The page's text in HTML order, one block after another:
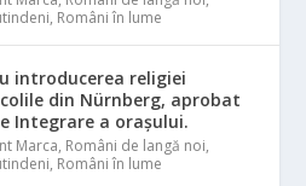
, Români în lume
introducerea religiei
din Nürnberg, aprobat
Integrare a orașului.
Marca, Români de langă noi,
, Români în lume